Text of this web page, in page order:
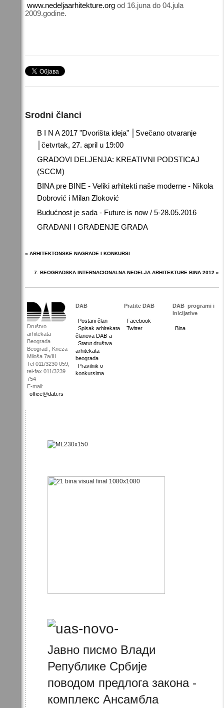
www.nedeljaarhitekture.org od 16.juna do 04.jula
2009.godine.
Srodni članci
B I N A 2017 "Dvorišta ideja" │Svečano otvaranje
│četvrtak, 27. april u 19:00
GRADOVI DELJENJA: KREATIVNI PODSTICAJ
(SCCM)
BINA pre BINE - Veliki arhitekti naše moderne - Nikola
Dobrović i Milan Zloković
Budućnost je sada - Future is now / 5-28.05.2016
GRAĐANI I GRAĐENJE GRADA
« ARHITEKTONSKE NAGRADE I KONKURSI
7. BEOGRADSKA INTERNACIONALNA NEDELJA ARHITEKTURE BINA 2012 »
Društvo
arhitekata
Beograda
Beograd , Kneza
Miloša 7a/III
Tel 011/3230 059,
tel-fax 011/3239
754
E-mail:
office@dab.rs
DAB
Postani član
Spisak arhitekata
članova DAB-a
Statut društva
arhitekata
beograda
Pravilnik o
konkursima
Pratite DAB
Facebook
Twitter
DAB programi i
inicijative
Bina
Јавно писмо Влади
Републике Србије
поводом предлога закона -
комплекс Ансамбла